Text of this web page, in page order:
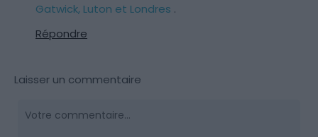
Gatwick, Luton et Londres .
Répondre
Laisser un commentaire